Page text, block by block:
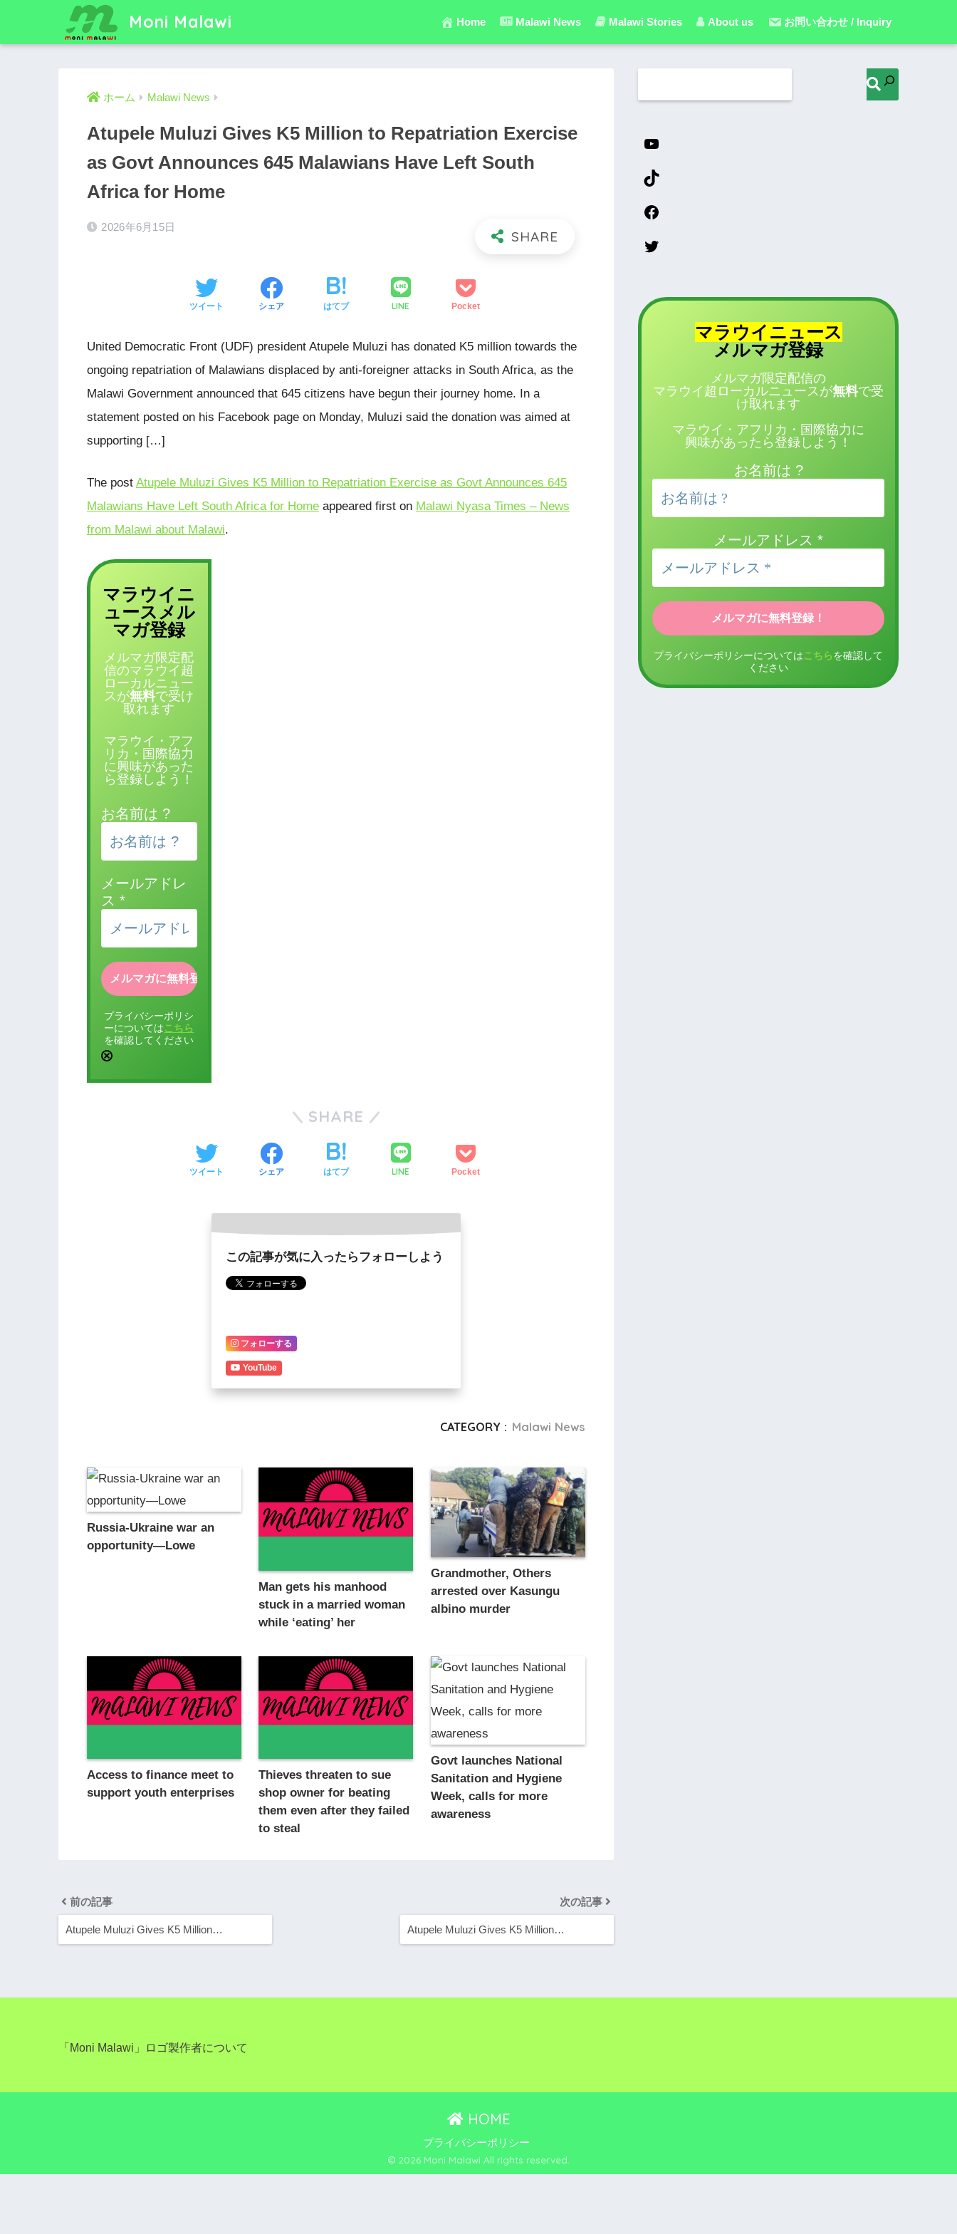
Moni Malawi Home Malawi News Malawi Stories About us お問い合わせ / Inquiry
ホーム Malawi News
Atupele Muluzi Gives K5 Million to Repatriation Exercise
as Govt Announces 645 Malawians Have Left South
Africa for Home
2026年6月15日
ツイート シェア はてブ LINE Pocket
United Democratic Front (UDF) president Atupele Muluzi has donated K5 million towards the
ongoing repatriation of Malawians displaced by anti-foreigner attacks in South Africa, as the
Malawi Government announced that 645 citizens have begun their journey home. In a
statement posted on his Facebook page on Monday, Muluzi said the donation was aimed at
supporting […]
The post Atupele Muluzi Gives K5 Million to Repatriation Exercise as Govt Announces 645
Malawians Have Left South Africa for Home appeared first on Malawi Nyasa Times – News
from Malawi about Malawi.
マラウイニ
ュース メル
マガ登録
メルマガ限定配
信のマラウイ超
ローカルニュー
スが無料で受け
取れます
マラウイ・アフ
リカ・国際協力
に興味があった
ら登録しよう！
お名前は ?
メールアドレ
ス *
プライバシーポリシ
ーについては こちら
を確認してください
SHARE
ツイート シェア はてブ LINE Pocket
この記事が気に入ったらフォローしよう
フォローする
YouTube
CATEGORY : Malawi News
Russia-Ukraine war an
opportunity—Lowe
Man gets his manhood
stuck in a married woman
while ‘eating’ her
Grandmother, Others
arrested over Kasungu
albino murder
Access to finance meet to
support youth enterprises
Thieves threaten to sue
shop owner for beating
them even after they failed
to steal
Govt launches National
Sanitation and Hygiene
Week, calls for more
awareness
前の記事
Atupele Muluzi Gives K5 Million…
次の記事
Atupele Muluzi Gives K5 Million…
マラウイニュース
メルマガ登録
メルマガ限定配信の
マラウイ超ローカルニュースが無料で受
け取れます
マラウイ・アフリカ・国際協力に
興味があったら登録しよう！
お名前は ?
メールアドレス*
プライバシーポリシーについては こちら を確認して
ください
「Moni Malawi」ロゴ製作者について
HOME
プライバシーポリシー
© 2026 Moni Malawi All rights reserved.